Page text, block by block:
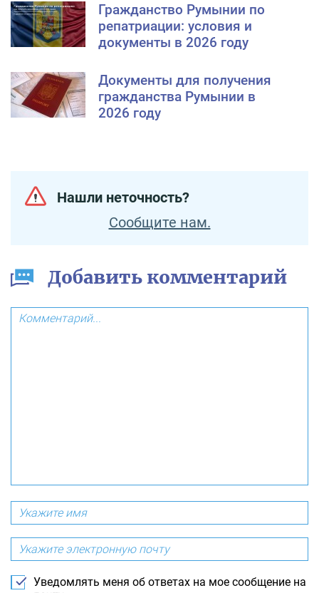
Гражданство Румынии по
репатриации: условия и
документы в 2026 году
Документы для получения
гражданства Румынии в
2026 году
Нашли неточность?
Сообщите нам.
Добавить комментарий
Уведомлять меня об ответах на мое сообщение на